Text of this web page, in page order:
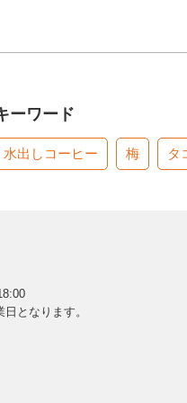
ーワード
水出しコーヒー 梅 タ
となります。